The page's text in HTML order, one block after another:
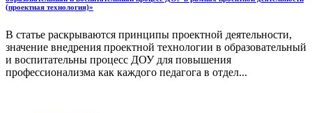
(проектная технология)»
В статье раскрываются принципы проектной деятельности,
значение внедрения проектной технологии в образовательный
и воспитательны процесс ДОУ для повышения
профессионализма как каждого педагога в отдел...